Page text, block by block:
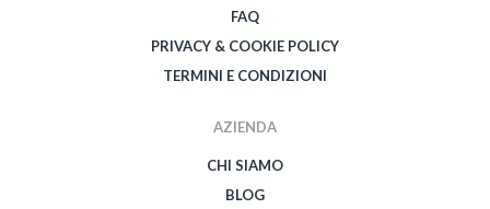
FAQ
PRIVACY & COOKIE POLICY
TERMINI E CONDIZIONI
AZIENDA
CHI SIAMO
BLOG